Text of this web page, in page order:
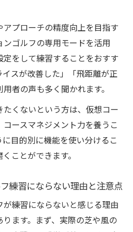
プローチの精度向上を目指す
ゴルフの専用モードを活用
をして練習することをおすす
スが改善した」「飛距離が正
者の声も多く聞かれます。
くないという方は、仮想コー
ースマネジメント力を養うこ
目的別に機能を使い分けるこ
ことができます。
練習にならない理由と注意点
練習にならないと感じる理由
ます。まず、実際の芝や風の